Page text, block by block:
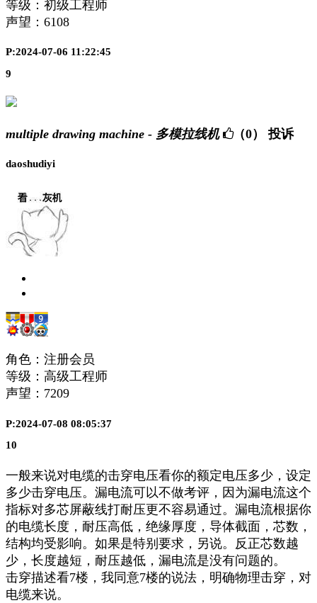
等级：初级工程师
声望： 6108
P:2024-07-06 11:22:45
9
multiple drawing machine - 多模拉线机 （0） 投诉
daoshudiyi
角色：注册会员
等级：高级工程师
声望： 7209
P:2024-07-08 08:05:37
10
一般来说对电缆的击穿电压看你的额定电压多少，设定
多少击穿电压。漏电流可以不做考评，因为漏电流这个
指标对多芯屏蔽线打耐压更不容易通过。漏电流根据你
的电缆长度，耐压高低，绝缘厚度，导体截面，芯数，
结构均受影响。如果是特别要求，另说。反正芯数越
少，长度越短，耐压越低，漏电流是没有问题的。
击穿描述看7楼，我同意7楼的说法，明确物理击穿，对
电缆来说。